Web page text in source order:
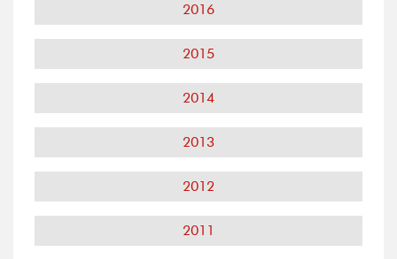
2016
2015
2014
2013
2012
2011